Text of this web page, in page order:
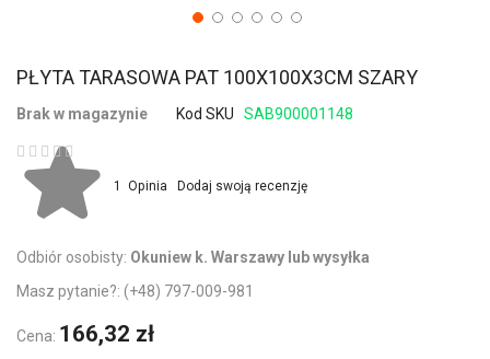
PŁYTA TARASOWA PAT 100X100X3CM SZARY
Brak w magazynie Kod SKU
SAB900001148
Ocena:
1 Opinia Dodaj swoją recenzję
Odbiór osobisty: Okuniew k. Warszawy lub wysyłka
Masz pytanie?: (+48) 797-009-981
Cena: 166,32 zł